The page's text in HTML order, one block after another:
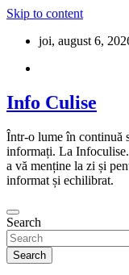
Skip to content
joi, august 6,
Info Culise
Într-o lume în continuă
informați. La
a vă menține la zi și
informat și echilibrat.
Search
Search